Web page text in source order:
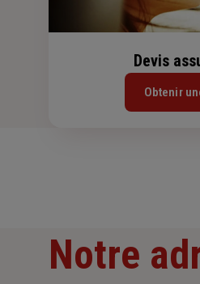
Devis
Obtenir
Notre